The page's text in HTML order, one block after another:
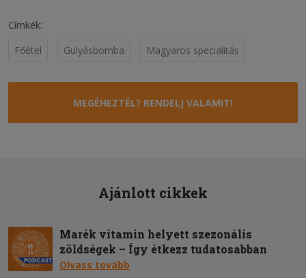
Címkék:
Főétel
Gulyásbomba Magyaros specialitás
MEGÉHEZTÉL? RENDELJ VALAMIT!
Ajánlott cikkek
Marék vitamin helyett szezonális
zöldségek – Így étkezz tudatosabban
Olvass tovább